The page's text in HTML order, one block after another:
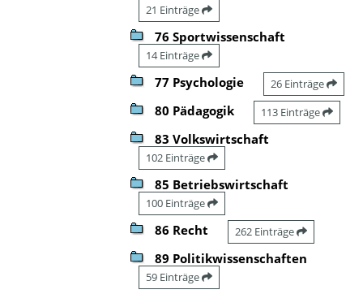
21 Einträge
76 Sportwissenschaft
14 Einträge
77 Psychologie 26 Einträge
80 Pädagogik 113 Einträge
83 Volkswirtschaft
102 Einträge
85 Betriebswirtschaft
100 Einträge
86 Recht 262 Einträge
89 Politikwissenschaften
59 Einträge